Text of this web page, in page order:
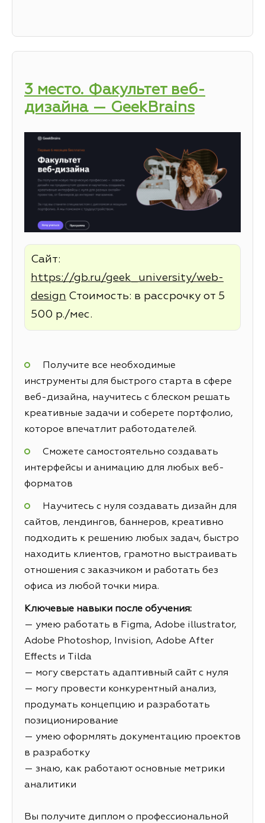
3 место. Факультет веб-
дизайна — GeekBrains
Сайт:
https://gb.ru/geek_university/web-
design Стоимость: в рассрочку от 5
500 р./мес.
Получите все необходимые
инструменты для быстрого старта в сфере
веб-дизайна, научитесь с блеском решать
креативные задачи и соберете портфолио,
которое впечатлит работодателей.
Сможете самостоятельно создавать
интерфейсы и анимацию для любых веб-
форматов
Научитесь с нуля создавать дизайн для
сайтов, лендингов, баннеров, креативно
подходить к решению любых задач, быстро
находить клиентов, грамотно выстраивать
отношения с заказчиком и работать без
офиса из любой точки мира.
Ключевые навыки после обучения:
— умею работать в Figma, Adobe illustrator,
Adobe Photoshop, Invision, Adobe After
Effects и Tilda
— могу сверстать адаптивный сайт с нуля
— могу провести конкурентный анализ,
продумать концепцию и разработать
позиционирование
— умею оформлять документацию проектов
в разработку
— знаю, как работают основные метрики
аналитики
Вы получите диплом о профессиональной